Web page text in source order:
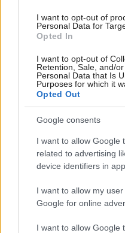
I want to opt-out of
Personal Data for
Opted In
I want to opt-out of
Retention, Sale, and/
Personal Data that Is
Purposes for which it
Opted Out
Google consents
I want to allow Google
related to advertising
device identifiers in
I want to allow my
Google for online
I want to allow Google
Zvárala, frézovala aj
krásna kuchyňa,
sama